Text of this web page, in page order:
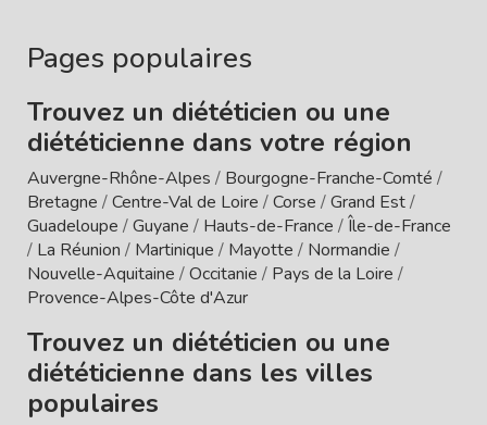
Pages populaires
Trouvez un diététicien ou une
diététicienne dans votre région
Auvergne-Rhône-Alpes / Bourgogne-Franche-Comté /
Bretagne /Centre-Val de Loire /Corse /Grand Est/
Guadeloupe /Guyane / Hauts-de-France /Île-de-France
/ La Réunion / Martinique / Mayotte / Normandie /
Nouvelle-Aquitaine /Occitanie / Pays de la Loire /
Provence-Alpes-Côte d'Azur
Trouvez un diététicien ou une
diététicienne dans les villes
populaires